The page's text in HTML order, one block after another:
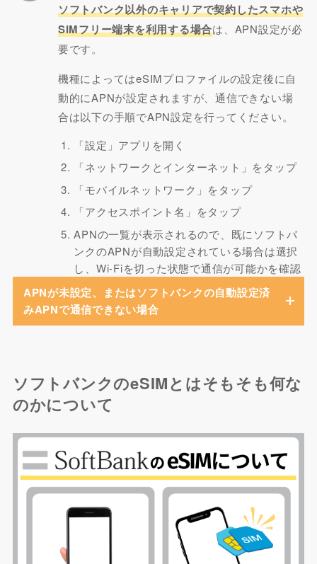
ソフトバンク以外のキャリアで契約したスマホや
SIMフリー端末を利用する場合は、APN設定が必
要です。
機種によってはeSIMプロファイルの設定後に自
動的にAPNが設定されますが、通信できない場
合は以下の手順でAPN設定を行ってください。
「設定」アプリを開く
「ネットワークとインターネット」をタップ
「モバイルネットワーク」をタップ
「アクセスポイント名」をタップ
APNの一覧が表示されるので、既にソフトバ
ンクのAPNが自動設定されている場合は選択
し、Wi-Fiを切った状態で通信が可能かを確認
APNが未設定、またはソフトバンクの自動設定済
みAPNで通信できない場合
ソフトバンクのeSIMとはそもそも何な
のかについて